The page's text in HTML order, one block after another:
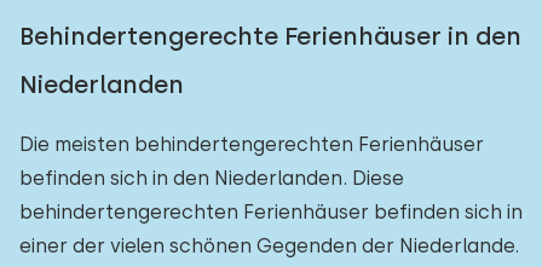
Behindertengerechte Ferienhäuser in den
Niederlanden
Die meisten behindertengerechten Ferienhäuser
befinden sich in den Niederlanden. Diese
behindertengerechten Ferienhäuser befinden sich in
einer der vielen schönen Gegenden der Niederlande.